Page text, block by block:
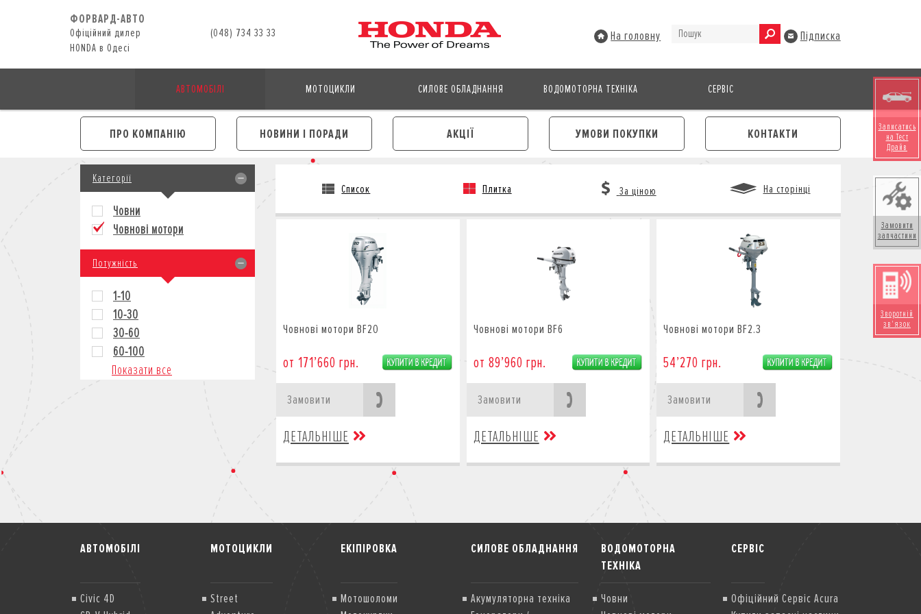
ФОРВАРД-АВТО
Офіційний дилер
HONDA в Одесі
(048) 734 33 33 На головну Підписка
АВТОМОБІЛІ МОТОЦИКЛИ СИЛОВЕ ОБЛАДНАННЯ ВОДОМОТОРНА ТЕХНІКА СЕРВІС
ПРО КОМПАНІЮ НОВИНИ І ПОРАДИ АКЦІЇ УМОВИ ПОКУПКИ
СТРАХУВАННЯ
КОРПОРАТИВНИМ КЛІЄНТАМ
КОРПОРАТИВНИМ КЛІЄНТАМ
КОНТАКТИ
Записатись
на Тест
Драйв
Замовити
запчастини
Зворотній
зв'язок
Категорії
Човни
Човнові мотори
Потужність
1-10
10-30
30-60
60-100
Показати все
Список Плитка За ціною На сторінці
Човнові мотори BF20
от 171’660 грн.
Замовити
ДЕТАЛЬНІШЕ
Човнові мотори BF6
от 89’960 грн.
Замовити
ДЕТАЛЬНІШЕ
Човнові мотори BF2.3
54’270 грн.
Замовити
ДЕТАЛЬНІШЕ
АВТОМОБІЛІ
Civic 4D
МОТОЦИКЛИ
Street
ЕКІПІРОВКА
Мотошоломи
СИЛОВЕ ОБЛАДНАННЯ
Акумуляторна техніка
ВОДОМОТОРНА
ТЕХНІКА
Човни
СЕРВІС
Офіційний Сервіс Acura